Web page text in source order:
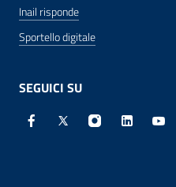
Inail risponde
Sportello digitale
SEGUICI SU
Facebook - Sito
X - Sito esterno -
Instagram -